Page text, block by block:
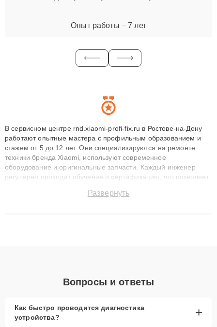
Опыт работы – 7 лет
В сервисном центре rnd.xiaomi-profi-fix.ru в Ростове-на-Дону
работают опытные мастера с профильным образованием и
стажем от 5 до 12 лет. Они специализируются на ремонте
техники бренда Xiaomi, используют современное
оборудование и оригинальные запчасти. Каждый инженер
регулярно проходит обучение и сертификацию, что позволяет
технику с сохранением гарантии до 3 лет. Наши мастера
Развернуть
Вопросы и ответы
Как быстро проводится диагностика
устройства?
+